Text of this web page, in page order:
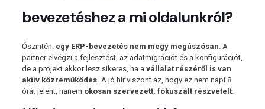
bevezetéshez a mi oldalunkról?
Őszintén: egy ERP-bevezetés nem megy megúszósan. A
partner elvégzi a fejlesztést, az adatmigrációt és a konfigurációt,
de a projekt akkor lesz sikeres, ha a vállalat részéről is van
aktív közreműködés. A jó hír viszont az, hogy ez nem napi 8
órát jelent, hanem okosan szervezett, fókuszált részvételt.